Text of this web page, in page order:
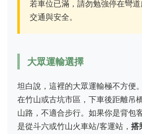
若車位已滿，請勿勉強停在彎
交通與安全。
大眾運輸選擇
坦白說，這裡的大眾運輸極不方便
在竹山或古坑市區，下車後距離吊
山路，不適合步行。如果你是背包
是從斗六或竹山火車站/客運站， 搭